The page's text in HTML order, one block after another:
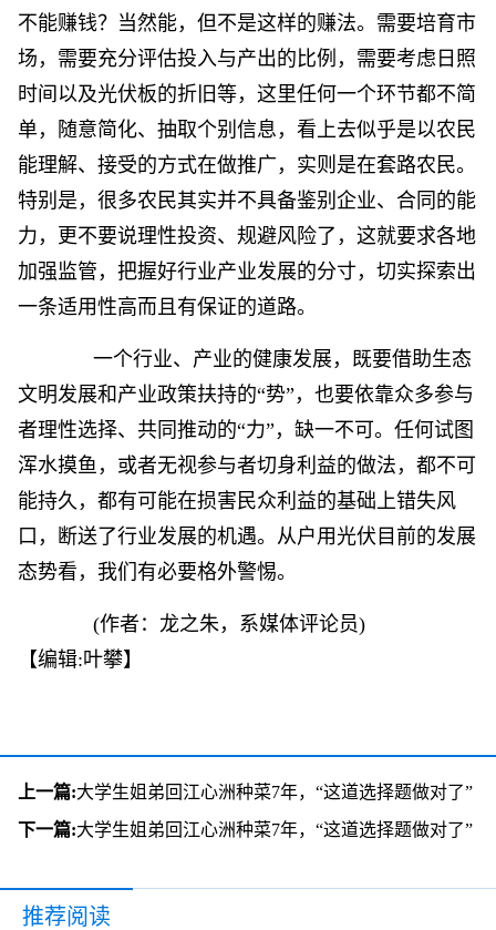
不能赚钱？当然能，但不是这样的赚法。需要培育市
场，需要充分评估投入与产出的比例，需要考虑日照
时间以及光伏板的折旧等，这里任何一个环节都不简
单，随意简化、抽取个别信息，看上去似乎是以农民
能理解、接受的方式在做推广，实则是在套路农民。
特别是，很多农民其实并不具备鉴别企业、合同的能
力，更不要说理性投资、规避风险了，这就要求各地
加强监管，把握好行业产业发展的分寸，切实探索出
一条适用性高而且有保证的道路。
一个行业、产业的健康发展，既要借助生态
文明发展和产业政策扶持的“势”，也要依靠众多参与
者理性选择、共同推动的“力”，缺一不可。任何试图
浑水摸鱼，或者无视参与者切身利益的做法，都不可
能持久，都有可能在损害民众利益的基础上错失风
口，断送了行业发展的机遇。从户用光伏目前的发展
态势看，我们有必要格外警惕。
(作者：龙之朱，系媒体评论员)
【编辑:叶攀】
上一篇:大学生姐弟回江心洲种菜7年，“这道选择题做对了”
下一篇:大学生姐弟回江心洲种菜7年，“这道选择题做对了”
推荐阅读